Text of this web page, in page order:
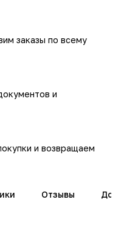
заказы по всему
и
и возвращаем
Отзывы